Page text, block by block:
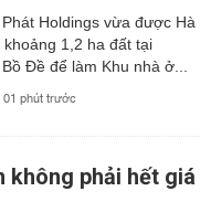
Holdings vừa được Hà
khoảng 1,2 ha đất tại
Đề để làm Khu nhà ở...
01 phút trước
không phải hết giá